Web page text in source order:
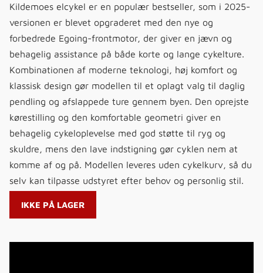
Kildemoes elcykel er en populær bestseller, som i 2025-
versionen er blevet opgraderet med den nye og
forbedrede Egoing-frontmotor, der giver en jævn og
behagelig assistance på både korte og lange cykelture.
Kombinationen af moderne teknologi, høj komfort og
klassisk design gør modellen til et oplagt valg til daglig
pendling og afslappede ture gennem byen. Den oprejste
kørestilling og den komfortable geometri giver en
behagelig cykeloplevelse med god støtte til ryg og
skuldre, mens den lave indstigning gør cyklen nem at
komme af og på. Modellen leveres uden cykelkurv, så du
selv kan tilpasse udstyret efter behov og personlig stil.
IKKE PÅ LAGER